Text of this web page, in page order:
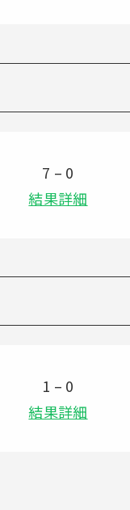
7 – 0
結果詳細
1 – 0
結果詳細